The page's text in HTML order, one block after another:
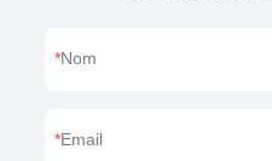
Nom
Email